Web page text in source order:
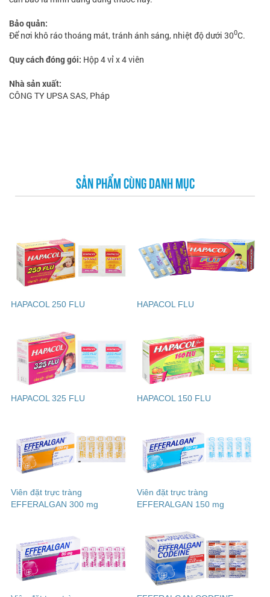
Bảo quản:
Để nơi khô ráo thoáng mát, tránh ánh sáng, nhiệt độ dưới 300C.
Quy cách đóng gói: Hộp 4 vỉ x 4 viên
Nhà sản xuất:
CÔNG TY UPSA SAS, Pháp
SẢN PHẨM CÙNG DANH MỤC
HAPACOL 250 FLU HAPACOL FLU
HAPACOL 325 FLU HAPACOL 150 FLU
Viên đặt trực tràng
EFFERALGAN 300 mg
Viên đặt trực tràng
EFFERALGAN 150 mg